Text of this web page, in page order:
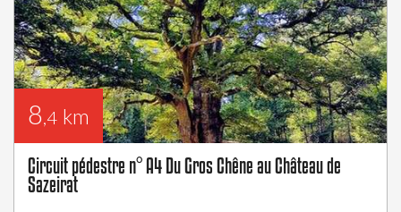
8,4 km
Circuit pédestre n° A4 Du Gros Chêne au Château de
Sazeirat